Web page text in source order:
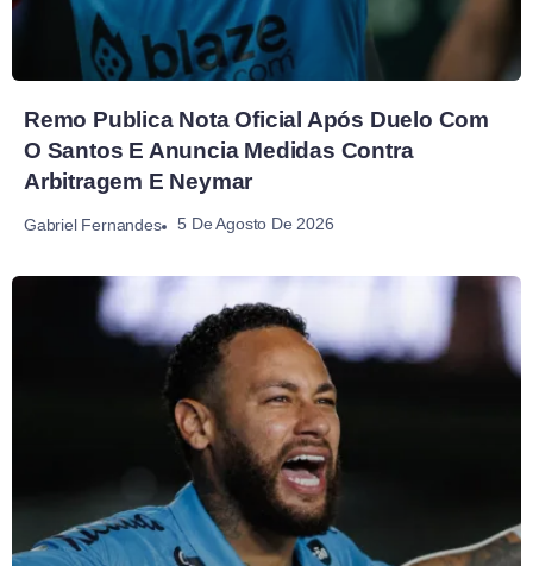
Remo Publica Nota Oficial Após Duelo Com
O Santos E Anuncia Medidas Contra
Arbitragem E Neymar
Gabriel Fernandes 5 De Agosto De 2026